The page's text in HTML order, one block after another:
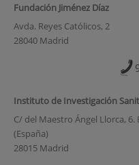
Fundación Jiménez Díaz
Avda. Reyes Católicos, 2
28040 Madrid
Instituto de Investigación
C/ del Maestro Ángel Llorca,
(España)
28015 Madrid